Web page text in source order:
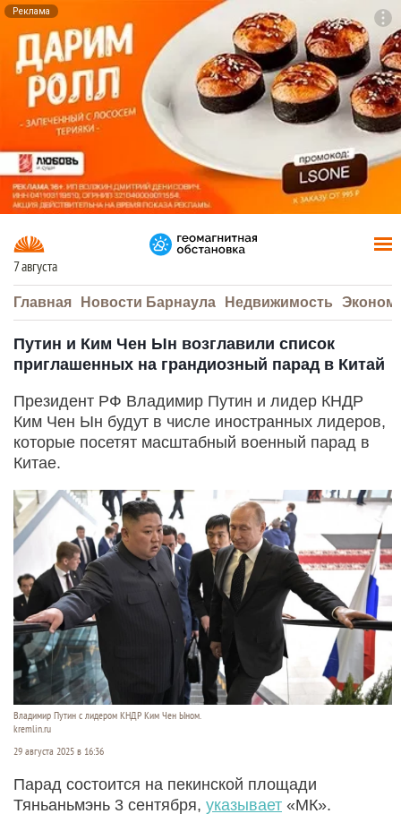
Реклама
7 августа
Главная Новости Барнаула Недвижимость
Путин и Ким Чен Ын возглавили список
приглашенных на грандиозный парад в Китай
Президент РФ Владимир Путин и лидер КНДР
Ким Чен Ын будут в числе иностранных лидеров,
которые посетят масштабный военный парад в
Китае.
Владимир Путин с лидером КНДР Ким Чен Ыном.
kremlin.ru
29 августа 2025 в 16:36
Парад состоится на пекинской площади
Тяньаньмэнь 3 сентября, указывает «МК».